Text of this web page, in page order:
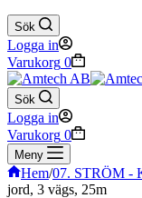
Sök
Logga in
Varukorg 0
Sök
Logga in
Varukorg 0
Meny
Hem/07. STRÖM -
jord, 3 vägs, 25m